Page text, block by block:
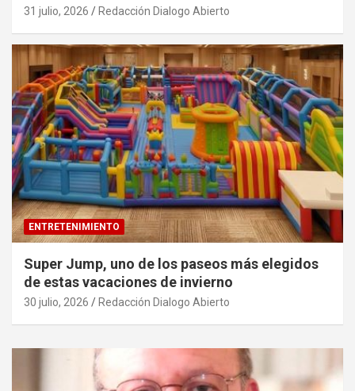
31 julio, 2026 Redacción Dialogo Abierto
ENTRETENIMIENTO
Super Jump, uno de los paseos más elegidos
de estas vacaciones de invierno
30 julio, 2026 Redacción Dialogo Abierto